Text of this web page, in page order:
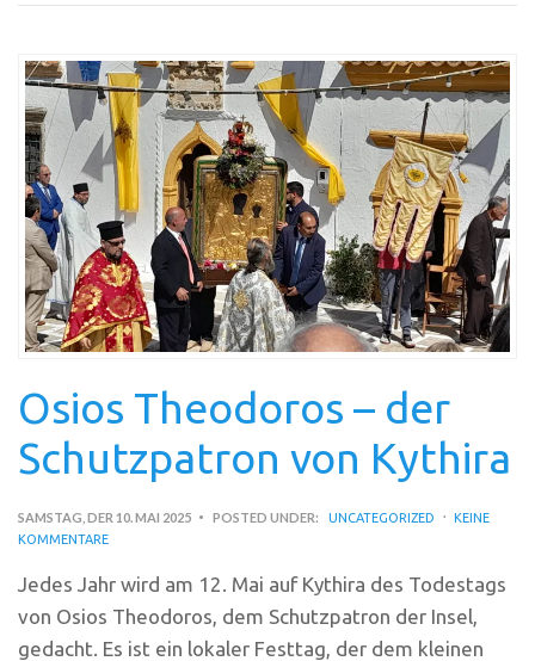
Osios Theodoros – der
Schutzpatron von Kythira
SAMSTAG, DER 10. MAI 2025 POSTED UNDER: UNCATEGORIZED
KEINE
KOMMENTARE
Jedes Jahr wird am 12. Mai auf Kythira des Todestags
von Osios Theodoros, dem Schutzpatron der Insel,
gedacht. Es ist ein lokaler Festtag, der dem kleinen